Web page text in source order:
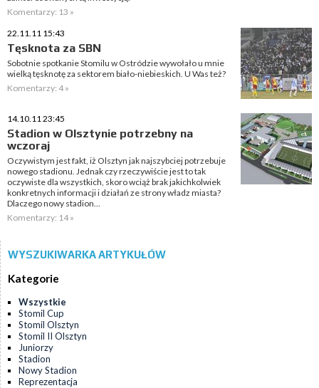
Komentarzy: 13 »
22.11.11 15:43
Tęsknota za SBN
Sobotnie spotkanie Stomilu w Ostródzie wywołało u mnie
wielką tęsknotę za sektorem biało-niebieskich. U Was też?
Komentarzy: 4 »
14.10.11 23:45
Stadion w Olsztynie potrzebny na
wczoraj
Oczywistym jest fakt, iż Olsztyn jak najszybciej potrzebuje
nowego stadionu. Jednak czy rzeczywiście jest to tak
oczywiste dla wszystkich, skoro wciąż brak jakichkolwiek
konkretnych informacji i działań ze strony władz miasta?
Dlaczego nowy stadion...
Komentarzy: 14 »
WYSZUKIWARKA ARTYKUŁÓW
Kategorie
Wszystkie
Stomil Cup
Stomil Olsztyn
Stomil II Olsztyn
Juniorzy
Stadion
Nowy Stadion
Reprezentacja